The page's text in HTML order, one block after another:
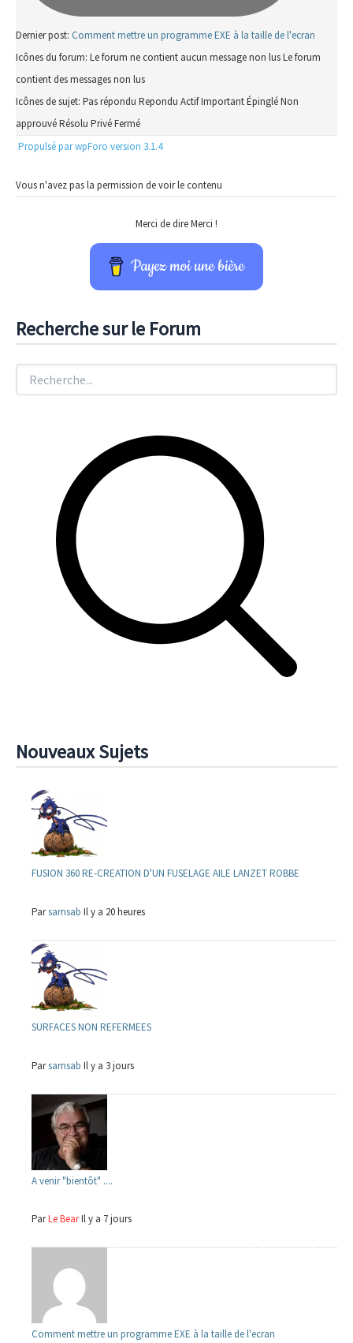
Dernier post: Comment mettre un programme EXE à la taille de l'ecran
Icônes du forum: Le forum ne contient aucun message non lusLe forum
contient des messages non lus
Icônes de sujet: Pas répondu Repondu ActifImportantÉpingléNon
approuvéRésolu PrivéFermé
Propulsé par wpForo version 3.1.4
Vous n'avez pas la permission de voir le contenu
Merci de dire Merci !
Payez moi une bière
Recherche sur le Forum
Nouveaux Sujets
FUSION 360 RE-CREATION D'UN FUSELAGE AILE LANZET ROBBE
Parsamsab Il y a 20 heures
SURFACES NON REFERMEES
Parsamsab Il y a 3 jours
A venir "bientôt" ....
ParLe BearIl y a 7 jours
Comment mettre un programme EXE à la taille de l'ecran